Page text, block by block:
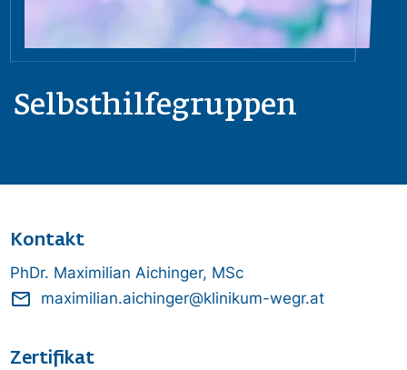
Selbsthilfegruppen
Kontakt
PhDr. Maximilian Aichinger, MSc
mail_outline maximilian.aichinger@klinikum-wegr.at
Zertifikat